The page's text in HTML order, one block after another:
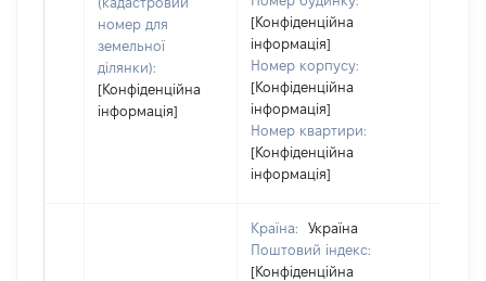
номер для
земельної
ділянки):
[Конфіденційна
інформація]
[Конфіденційна
інформація]
Номер корпусу:
[Конфіденційна
інформація]
Номер квартири:
[Конфіденційна
інформація]
Країна:
Україна
Поштовий індекс:
[Конфіденційна